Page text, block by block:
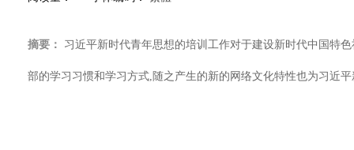
摘要： 习近平新时代青年思想的培训工作对于建设新时代中国特
部的学习习惯和学习方式,随之产生的新的网络文化特性也为习近